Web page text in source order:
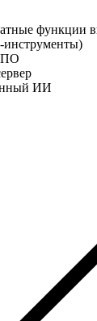
функции
ПО
ИИ